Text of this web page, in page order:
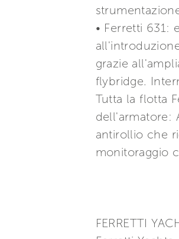
• Ferretti 631:
grazie
flybridge.
Tutta la flotta
dell'armatore:
antirollio che
monitoraggio
FERRETTI